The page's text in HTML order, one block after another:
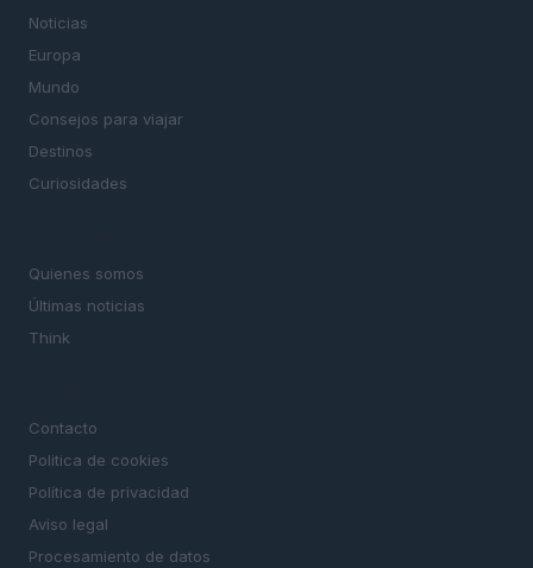
Noticias
Europa
Mundo
Consejos para viajar
Destinos
Curiosidades
Quienes somos
Últimas noticias
Think
Contacto
Politica de cookies
Política de privacidad
Aviso legal
Procesamiento de datos